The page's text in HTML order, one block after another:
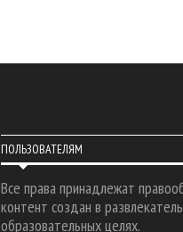
ПОЛЬЗОВАТЕЛЯМ
Все права принадлежат
контент создан в
образовательных целях.